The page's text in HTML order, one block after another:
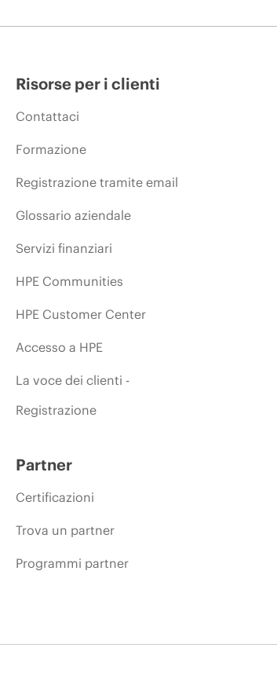
Risorse per i clienti
Contattaci
Formazione
Registrazione tramite email
Glossario aziendale
Servizi finanziari
HPE Communities
HPE Customer Center
Accesso a HPE
La voce dei clienti -
Registrazione
Partner
Certificazioni
Trova un partner
Programmi partner